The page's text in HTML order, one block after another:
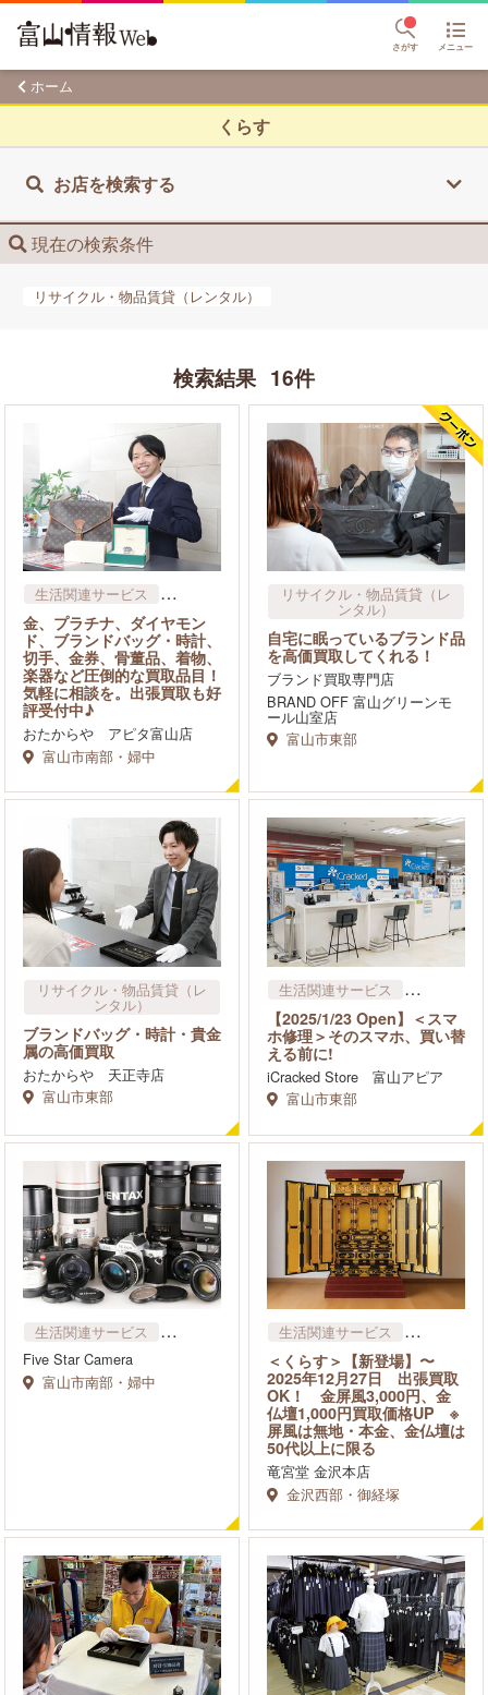
さがす メニュー
ホーム
くらす
お店を検索する
現在の検索条件
リサイクル・物品賃貸​（レンタル）
検索結果 16件
生活関連サービス
リサイクル・物品賃貸​（レ
ンタル）
金、プラチナ、ダイヤモン
ド、ブランドバッグ・時計、
切手、金券、骨董品、着物、
楽器など圧倒的な買取品目！
気軽に相談を。出張買取も好
評受付中♪
おたからや アピタ富山店
富山市南部・婦中
リサイクル・物品賃貸​（レ
ンタル）
自宅に眠っているブランド品
を高価買取してくれる！
ブランド買取専門店
BRAND OFF 富山グリーンモ
ール山室店
富山市東部
リサイクル・物品賃貸​（レ
ンタル）
ブランドバッグ・時計・貴金
属の高価買取
おたからや 天正寺店
富山市東部
生活関連サービス
リサイクル・物品賃貸​（レ
ンタル）
【2025/1/23 Open】＜スマ
ホ修理＞そのスマホ、買い替
える前に!
iCracked Store 富山アピア
富山市東部
生活関連サービス
リサイクル・物品賃貸​（レ
ンタル）
Five Star Camera
富山市南部・婦中
生活関連サービス
リサイクル・物品賃貸​（レ
ンタル）
ハウスクリーニング
＜くらす＞【新登場】〜
2025年12月27日 出張買取
OK！ 金屏風3,000円、金
仏壇1,000円買取価格UP ※
屏風は無地・本金、金仏壇は
50代以上に限る
竜宮堂 金沢本店
金沢西部・御経塚